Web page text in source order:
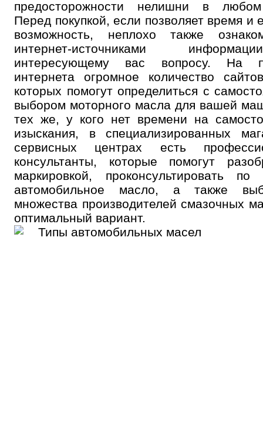
предосторожности нелишни в
Перед покупкой, если позволяет время и
возможность, неплохо также
интернет-источниками
интересующему вас вопросу. На
интернета огромное количество
которых помогут определиться с
выбором моторного масла для вашей
тех же, у кого нет времени на
изыскания, в специализированных
сервисных центрах есть
консультанты, которые помогут
маркировкой, проконсультировать
автомобильное масло, а также
множества производителей смазочных
оптимальный вариант.